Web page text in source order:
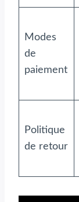
Modes
de
paiement
Politique
de retour